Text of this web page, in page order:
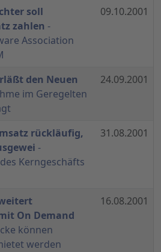
soll
zahlen -
Association
09.10.2001
den Neuen
im Geregelten
24.09.2001
rückläufig,
-
Kerngeschäfts
31.08.2001
On Demand
können
werden
16.08.2001